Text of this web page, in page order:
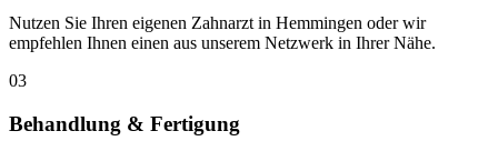
Nutzen Sie Ihren eigenen Zahnarzt in Hemmingen oder wir
empfehlen Ihnen einen aus unserem Netzwerk in Ihrer Nähe.
03
Behandlung & Fertigung